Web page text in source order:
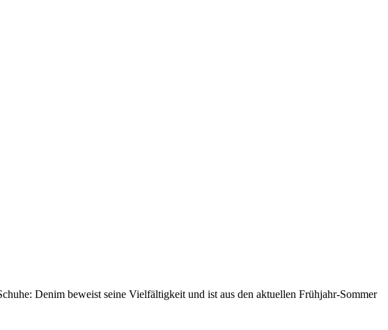
Denim beweist seine Vielfältigkeit und ist aus den aktuellen Frühjahr-Sommer